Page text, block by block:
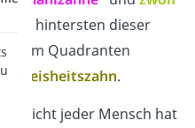
”. Den hintersten dieser
Quadranten
Weisheitszahn.
Nicht jeder Mensch hat